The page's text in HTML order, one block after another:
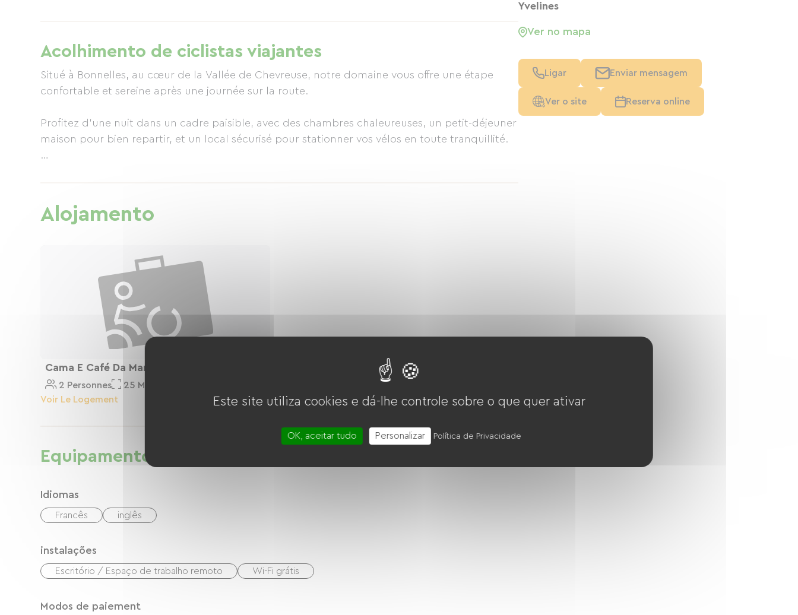
para fazer uma parada.
Acolhimento de ciclistas viajantes
Situé à Bonnelles, au cœur de la Vallée de Chevreuse, notre domaine vous offre une étape
confortable et sereine après une journée sur la route.
Profitez d’une nuit dans un cadre paisible, avec des chambres chaleureuses, un petit-déjeuner
maison pour bien repartir, et un local sécurisé pour stationner vos vélos en toute tranquillité.
Alojamento
Cama E Café Da Manhã
2 Personnes
25 M²
Voir Le Logement
Equipamentos
Idiomas
Francês inglês
instalações
Escritório / Espaço de trabalho remoto Wi-Fi grátis
Modos de paiement
Yvelines
Ver no mapa
Ligar Enviar mensagem
Ver o site Reserva online
Este site utiliza cookies e dá-lhe controle sobre o que quer ativar
OK, aceitar tudo Personalizar Política de Privacidade